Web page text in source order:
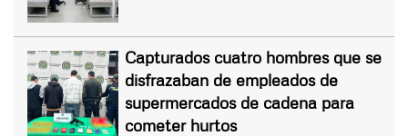
Capturados cuatro hombres que se
disfrazaban de empleados de
supermercados de cadena para
cometer hurtos